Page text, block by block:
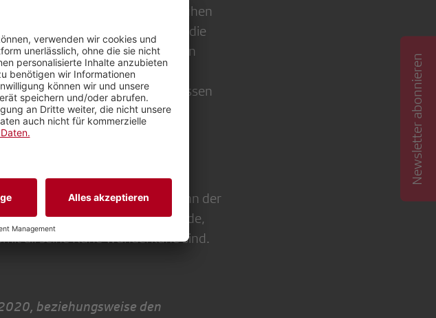
Er ist Milchbauer mit 45 Kühen
weil sie Gras fressen. Gras ist die
wurden und ein Kälbchen
ist. Hier wird dem Zuschauer
wie die Redaktion das zulassen
der Milchproduktion
zu senden es sei denn der
niemals eine Kuh besamt wurde,
all seine Kühe Wunderkühe sind.
beziehungsweise den
Newsletter abonnieren